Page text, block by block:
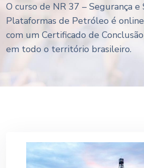
O curso de NR 37 – Segurança e
Plataformas de Petróleo é
com um Certificado de
em todo o território brasileiro.